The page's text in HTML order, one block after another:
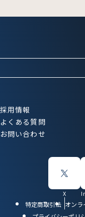
採用情報
よくある質問
お問い合わせ
X
特定商取引法 オン